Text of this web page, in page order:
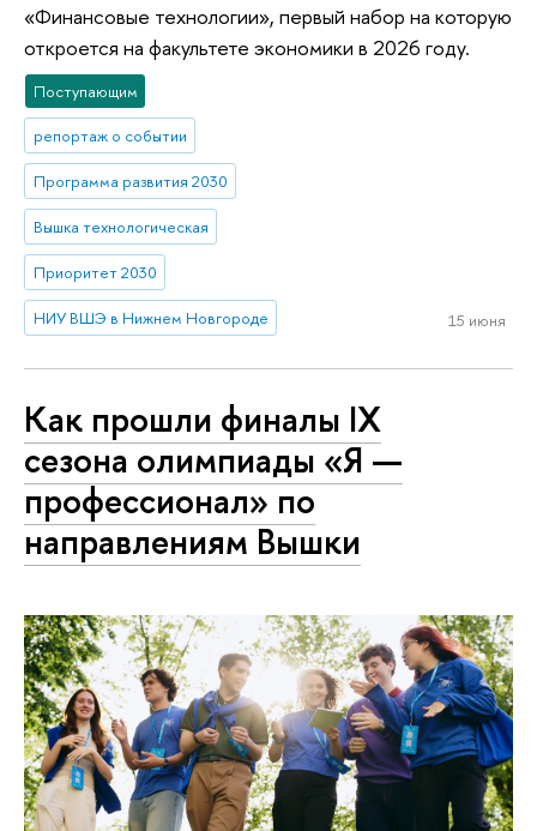
«Финансовые технологии», первый набор на которую
откроется на факультете экономики в 2026 году.
Поступающим
репортаж о событии
Программа развития 2030
Вышка технологическая
Приоритет 2030
НИУ ВШЭ в Нижнем Новгороде 15 июня
Как прошли финалы IX
сезона олимпиады «Я —
профессионал» по
направлениям Вышки